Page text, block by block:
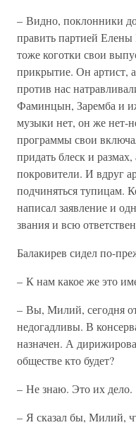
– Видно, поклонники
править партией
тоже коготки свои
прикрытие. Он артист,
против нас
Фаминцын, Заремба и
музыки нет, он же нет-
программы свои
придать блеск и
покровители. И вдруг
подчиняться тупицам.
написал заявление и
звания и всю
Балакирев сидел по-
– К нам какое же это
– Вы, Милий, сегодня
недогадливы. В
назначен. А
обществе кто будет?
– Не знаю. Это их дело.
– Я сказал бы, Милий,